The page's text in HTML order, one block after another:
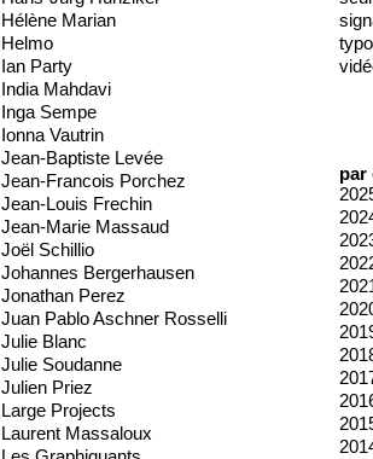
Hélène Marian
Helmo
Ian Party
India Mahdavi
Inga Sempe
Ionna Vautrin
Jean-Baptiste Levée
Jean-Francois Porchez
Jean-Louis Frechin
Jean-Marie Massaud
Joël Schillio
Johannes Bergerhausen
Jonathan Perez
Juan Pablo Aschner Rosselli
Julie Blanc
Julie Soudanne
Julien Priez
Large Projects
Laurent Massaloux
par